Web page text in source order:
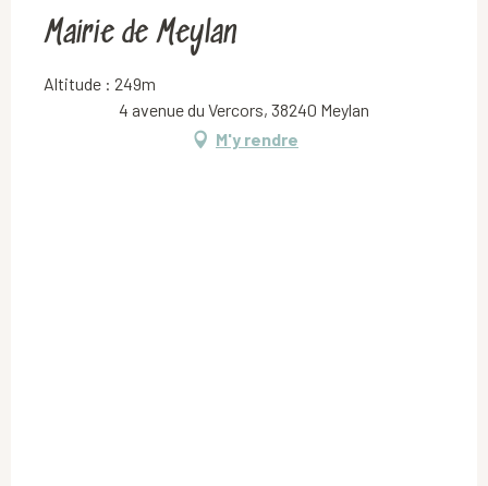
Mairie de Meylan
Altitude : 249m
4 avenue du Vercors, 38240 Meylan
M'y rendre